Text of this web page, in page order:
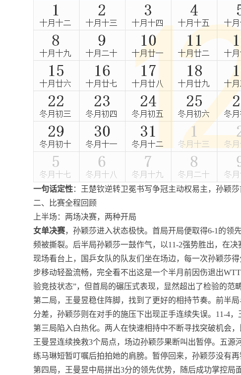
一句话定性：王楚钦逆转卫冕书写争冠主动权易主，孙颖
二、比赛全程回顾
上半场：两场决赛，两种开局
女单决赛，孙颖莎进入状态极快。首局开局便取得6-1的领
频被撕裂。后半局孙颖莎一鼓作气，以11-2强势胜出，在决
现场看台上，国乒女队的队友们坐在场边，每一次孙颖莎
步移动轻盈流畅，完全看不出这是一个半月前因伤退出
验竞技状态”，但首局的碾压式表现，显然超出了检验的范
第二局，王曼昱稳住阵脚，找到了更好的相持节奏。前半
分差，孙颖莎则在对手的施压下出现正手连续失误。11-4，
第三局陷入白热化。两人在快速相持中不断寻找突破机会
王曼昱连续挽救3个局点，场边孙颖莎果断叫出暂停。五
练马琳短暂叮嘱后拍拍她的肩膀。暂停回来，孙颖莎没有
第四局，王曼昱中局拼出3分的领先优势，随后成功掌控局